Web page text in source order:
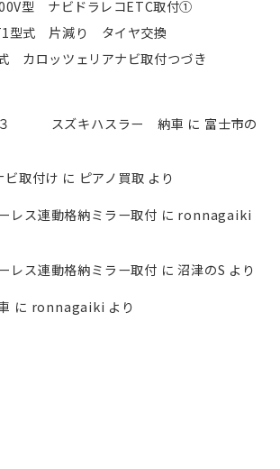
型 ナビドラレコETC取付①
型式 片減り タイヤ交換
カロッツェリアナビ取付つづき
３ スズキハスラー 納車 に 富士市の
取付け に ピアノ買取 より
レス連動格納ミラー取付 に ronnagaiki
レス連動格納ミラー取付 に沼津のS より
に ronnagaiki より